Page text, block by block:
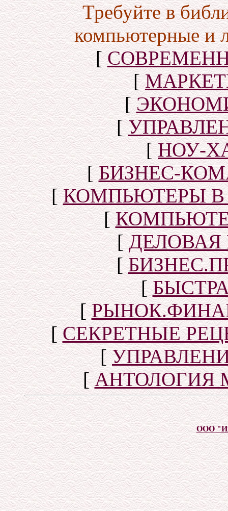
Требуйте в
компьютерные и
[
[
[
[
[НОУ-
[БИЗНЕС-
[КОМПЬЮТЕРЫ В
[
[
[
[
[
[СЕКРЕТНЫЕ
[
[АНТОЛОГИЯ
ООО